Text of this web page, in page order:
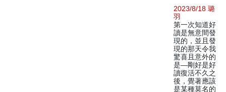
2023/8/18 璐
羽
第一次知道好
讀是無意間發
現的，並且發
現的那天令我
驚喜且意外的
是—剛好是好
讀復活不久之
後，覺著應該
是某種莫名的